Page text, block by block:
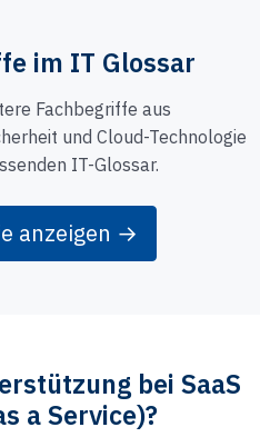
im IT Glossar
Fachbegriffe aus
und Cloud-Technologie
IT-Glossar.
anzeigen →
bei SaaS
a Service)?